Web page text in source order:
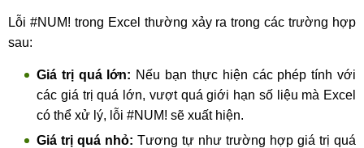
Lỗi #NUM! trong Excel thường xảy ra trong các trường hợp
sau:
Giá trị quá lớn: Nếu bạn thực hiện các phép tính với
các giá trị quá lớn, vượt quá giới hạn số liệu mà Excel
có thể xử lý, lỗi #NUM! sẽ xuất hiện.
Giá trị quá nhỏ: Tương tự như trường hợp giá trị quá